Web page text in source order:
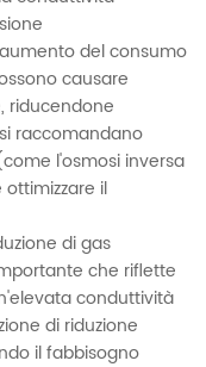
del consumo
causare
riducendone
raccomandano
l'osmosi inversa
ottimizzare il
di gas
che riflette
conduttività
di riduzione
il fabbisogno